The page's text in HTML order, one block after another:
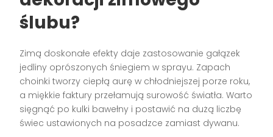
ślubu?
Zimą doskonałe efekty daje zastosowanie gałązek
jedliny oprószonych śniegiem w sprayu. Zapach
choinki tworzy ciepłą aurę w chłodniejszej porze roku,
a miękkie faktury przełamują surowość światła. Warto
sięgnąć po kulki bawełny i postawić na dużą liczbę
świec ustawionych na posadzce zamiast dywanu.